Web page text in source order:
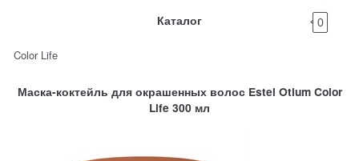
Каталог 0
Color Life
Маска-коктейль для окрашенных волос Estel Otium Color
Life 300 мл